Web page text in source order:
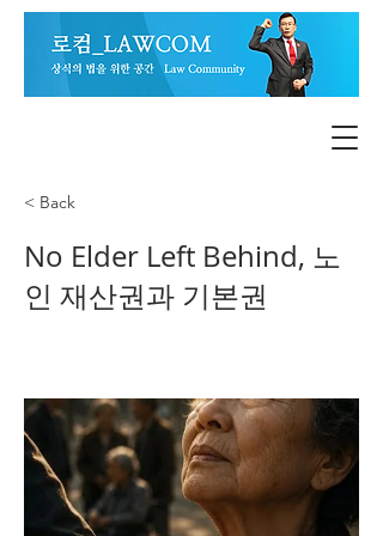
< Back
No Elder Left Behind, 노
인 재산권과 기본권